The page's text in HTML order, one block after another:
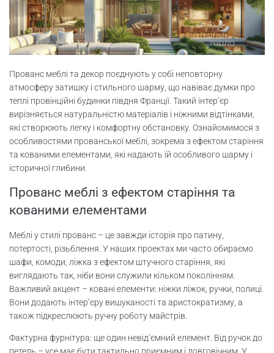
Прованс меблі та декор поєднують у собі неповторну
атмосферу затишку і стильного шарму, що навіває думки про
теплі провінційні будинки півдня Франції. Такий інтер’єр
вирізняється натуральністю матеріалів і ніжними відтінками,
які створюють легку і комфортну обстановку. Ознайомимося з
особливостями прованської меблі, зокрема з ефектом старіння
та кованими елементами, які надають їй особливого шарму і
історичної глибини.
Прованс меблі з ефектом старіння та
кованими елементами
Меблі у стилі прованс – це завжди історія про патину,
потертості, різьблення. У наших проектах ми часто обираємо
шафи, комоди, ліжка з ефектом штучного старіння, які
виглядають так, ніби вони служили кільком поколінням.
Важливий акцент – ковані елементи: ніжки ліжок, ручки, полиці.
Вони додають інтер’єру вишуканості та аристократизму, а
також підкреслюють ручну роботу майстрів.
Фактурна фурнітура: ще один невід’ємний елемент. Від ручок до
петель – усе має бути тактильно приємним і довговічним. У